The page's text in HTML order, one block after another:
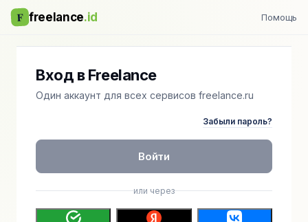
F freelance.id Помощь
Вход в Freelance
Один аккаунт для всех сервисов freelance.ru
Забыли пароль?
Войти
или через